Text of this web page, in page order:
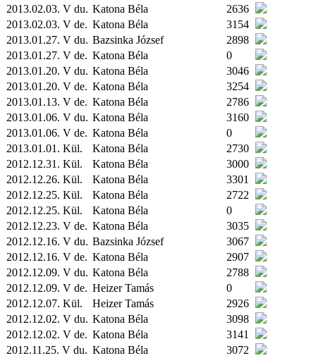
2013.02.03. V du. Katona Béla
2636
2013.02.03. V de. Katona Béla
3154
2013.01.27. V du. Bazsinka József
2898
2013.01.27. V de. Katona Béla
0
2013.01.20. V du. Katona Béla
3046
2013.01.20. V de. Katona Béla
3254
2013.01.13. V de. Katona Béla
2786
2013.01.06. V du. Katona Béla
3160
2013.01.06. V de. Katona Béla
0
2013.01.01. Kül. Katona Béla
2730
2012.12.31. Kül. Katona Béla
3000
2012.12.26. Kül. Katona Béla
3301
2012.12.25. Kül. Katona Béla
2722
2012.12.25. Kül. Katona Béla
0
2012.12.23. V de. Katona Béla
3035
2012.12.16. V du. Bazsinka József
3067
2012.12.16. V de. Katona Béla
2907
2012.12.09. V du. Katona Béla
2788
2012.12.09. V de. Heizer Tamás
0
2012.12.07. Kül. Heizer Tamás
2926
2012.12.02. V du. Katona Béla
3098
2012.12.02. V de. Katona Béla
3141
2012.11.25. V du. Katona Béla
3072